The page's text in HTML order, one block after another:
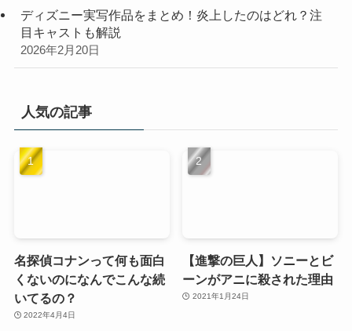
ディズニー実写作品をまとめ！炎上したのはどれ？注
目キャストも解説
2026年2月20日
人気の記事
名探偵コナンって何も面白
くないのになんでこんな続
いてるの？
2022年4月4日
【進撃の巨人】ソニーとビ
ーンがアニに殺された理由
2021年1月24日